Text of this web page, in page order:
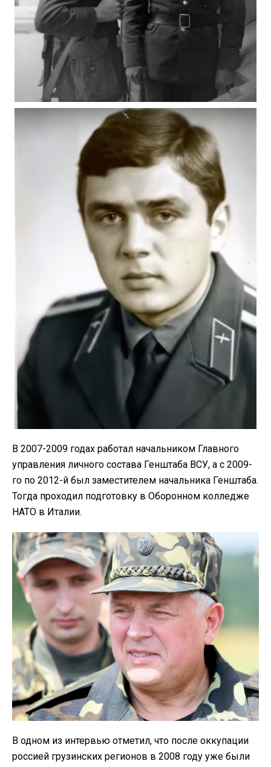
В 2007-2009 годах работал начальником Главного
управления личного состава Генштаба ВСУ, а с 2009-
го по 2012-й был заместителем начальника Генштаба.
Тогда проходил подготовку в Оборонном колледже
НАТО в Италии.
В одном из интервью отметил, что после оккупации
россией грузинских регионов в 2008 году уже были